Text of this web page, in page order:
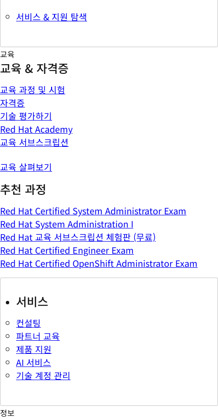
서비스 & 지원 탐색
교육
교육 & 자격증
교육 과정 및 시험
자격증
기술 평가하기
Red Hat Academy
교육 서브스크립션
교육 살펴보기
추천 과정
Red Hat Certified System Administrator Exam
Red Hat System Administration I
Red Hat 교육 서브스크립션 체험판 (무료)
Red Hat Certified Engineer Exam
Red Hat Certified OpenShift Administrator Exam
서비스
컨설팅
파트너 교육
제품 지원
AI 서비스
기술 계정 관리
정보